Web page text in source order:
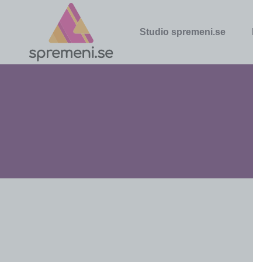
Studio spremeni.se